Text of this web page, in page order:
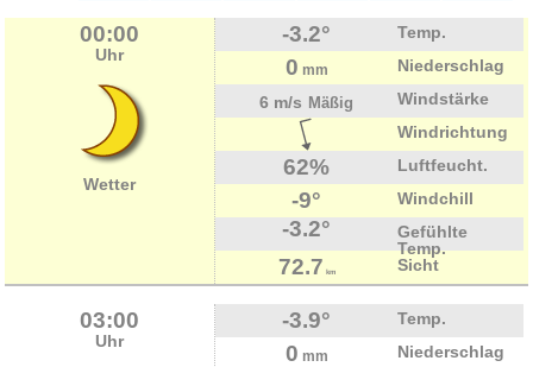
00:00
Uhr
Wetter
-3.2° Temp.
0 mm
Niederschlag
6 m/s Mäßig
Windstärke
Windrichtung
62% Luftfeucht.
-9° Windchill
-3.2°
Gefühlte
Temp.
72.7 km Sicht
03:00
Uhr
-3.9° Temp.
0 mm
Niederschlag